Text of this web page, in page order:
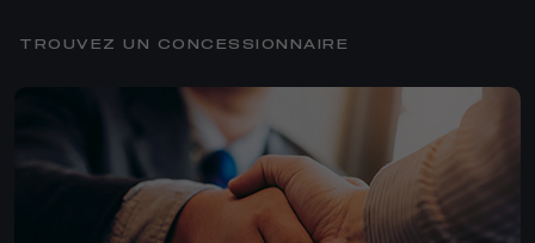
TROUVEZ UN CONCESSIONNAIRE